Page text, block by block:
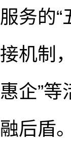
服务的
接机制
惠企”
融后盾。